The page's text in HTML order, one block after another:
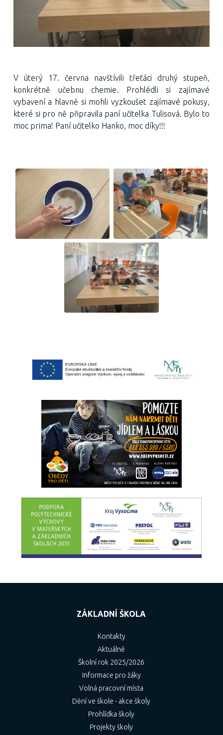
V úterý 17. června navštívili třeťáci druhý stupeň,
konkrétně učebnu chemie. Prohlédli si zajímavé
vybavení a hlavně si mohli vyzkoušet zajímavé pokusy,
které si pro ně připravila paní učitelka Tulisová. Bylo to
moc prima! Paní učitelko Hanko, moc díky!!!
ZÁKLADNÍ ŠKOLA
Kontakty
Aktuálně
Školní rok 2025/2026
Informace pro žáky
Volná pracovní místa
Dění ve škole - akce školy
Prohlídka školy
Projekty školy